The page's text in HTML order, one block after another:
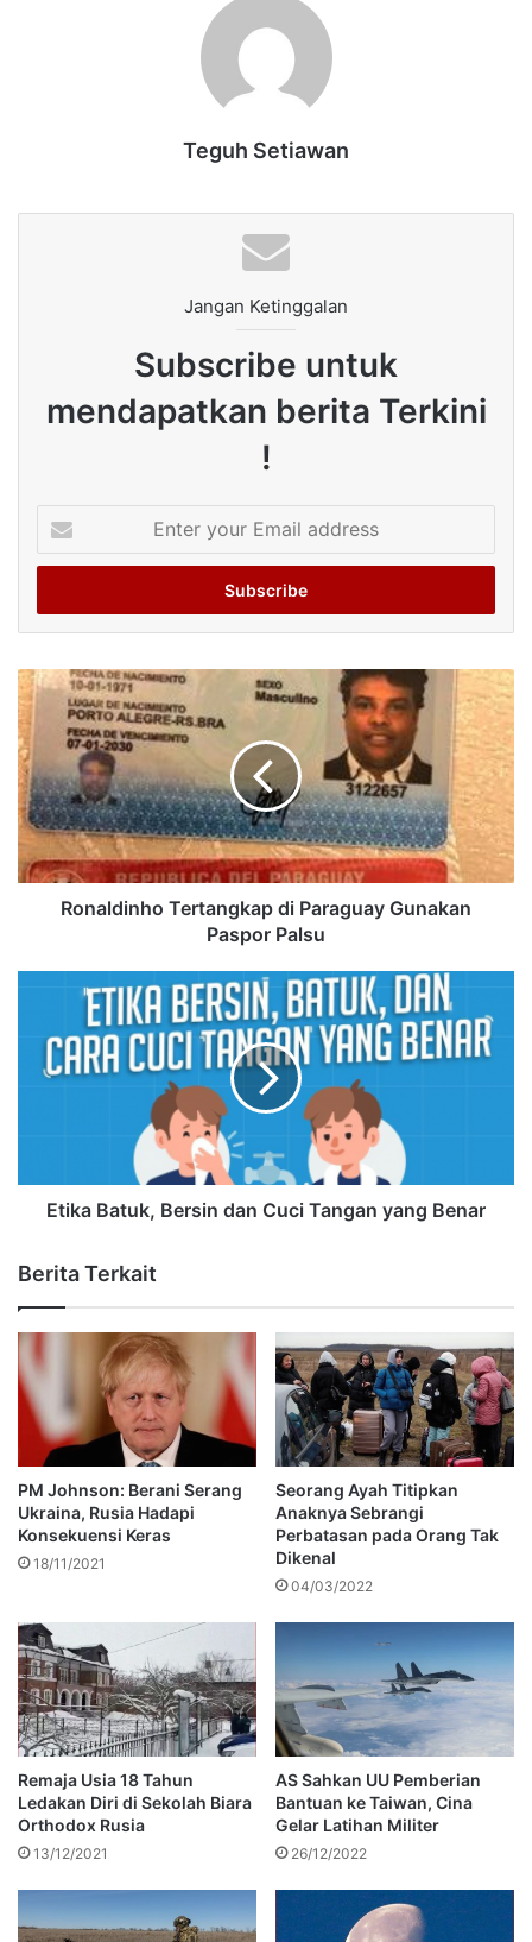
Teguh Setiawan
Jangan Ketinggalan
Subscribe untuk
mendapatkan berita Terkini
!
your
Email
Ronaldinho Tertangkap di Paraguay Gunakan
Paspor Palsu
Etika Batuk, Bersin dan Cuci Tangan yang Benar
Berita Terkait
PM Johnson: Berani Serang
Ukraina, Rusia Hadapi
Konsekuensi Keras
18/11/2021
Seorang Ayah Titipkan
Anaknya Sebrangi
Perbatasan pada Orang Tak
Dikenal
04/03/2022
Remaja Usia 18 Tahun
Ledakan Diri di Sekolah Biara
Orthodox Rusia
13/12/2021
AS Sahkan UU Pemberian
Bantuan ke Taiwan, Cina
Gelar Latihan Militer
26/12/2022